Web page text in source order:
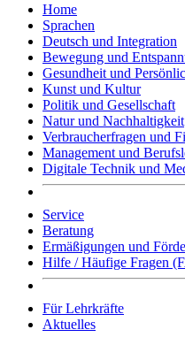
Home
Sprachen
Deutsch und Integration
Bewegung und
Gesundheit und
Kunst und Kultur
Politik und Gesellschaft
Natur und Nachhaltigkeit
Verbraucherfragen und
Management und
Digitale Technik und
Service
Beratung
Ermäßigungen und
Hilfe / Häufige Fragen
Für Lehrkräfte
Aktuelles